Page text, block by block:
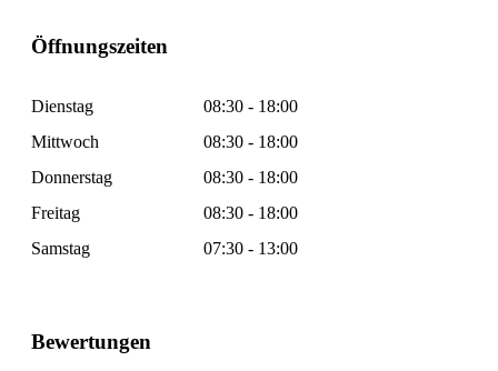
Öffnungszeiten
Dienstag
08:30 - 18:00
Mittwoch
08:30 - 18:00
Donnerstag
08:30 - 18:00
Freitag
08:30 - 18:00
Samstag
07:30 - 13:00
Bewertungen